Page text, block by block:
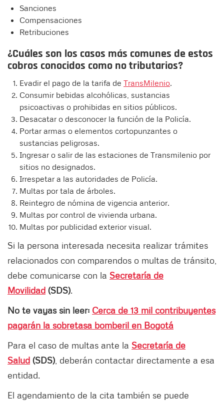
Sanciones
Compensaciones
Retribuciones
¿Cuáles son los casos más comunes de estos
cobros conocidos como no tributarios?
Evadir el pago de la tarifa de TransMilenio.
Consumir bebidas alcohólicas, sustancias
psicoactivas o prohibidas en sitios públicos.
Desacatar o desconocer la función de la Policía.
Portar armas o elementos cortopunzantes o
sustancias peligrosas.
Ingresar o salir de las estaciones de Transmilenio por
sitios no designados.
Irrespetar a las autoridades de Policía.
Multas por tala de árboles.
Reintegro de nómina de vigencia anterior.
Multas por control de vivienda urbana.
Multas por publicidad exterior visual.
Si la persona interesada necesita realizar trámites
relacionados con comparendos o multas de tránsito,
debe comunicarse con la Secretaría de
Movilidad (SDS).
No te vayas sin leer: Cerca de 13 mil contribuyentes
pagarán la sobretasa bomberil en Bogotá
Para el caso de multas ante la Secretaría de
Salud (SDS) , deberán contactar directamente a esa
entidad.
El agendamiento de la cita también se puede